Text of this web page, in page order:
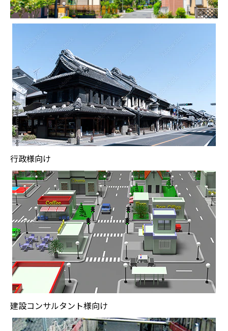
行政様向け
建設コンサルタント様向け